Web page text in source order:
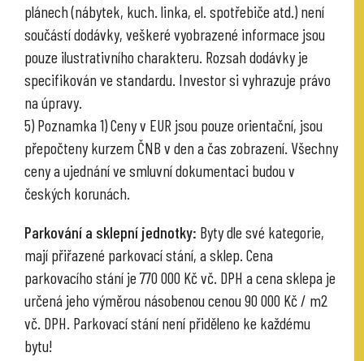
plánech (nábytek, kuch. linka, el. spotřebiče atd.) není
součástí dodávky, veškeré vyobrazené informace jsou
pouze ilustrativního charakteru. Rozsah dodávky je
specifikován ve standardu. Investor si vyhrazuje právo
na úpravy.
5) Poznamka 1) Ceny v EUR jsou pouze orientační, jsou
přepočteny kurzem ČNB v den a čas zobrazení. Všechny
ceny a ujednání ve smluvní dokumentaci budou v
českých korunách.
Parkování a sklepní jednotky: Byty dle své kategorie,
mají přiřazené parkovací stání, a sklep. Cena
parkovacího stání je 770 000 Kč vč. DPH a cena sklepa je
určená jeho výměrou násobenou cenou 90 000 Kč / m2
vč. DPH. Parkovací stání není přiděleno ke každému
bytu!